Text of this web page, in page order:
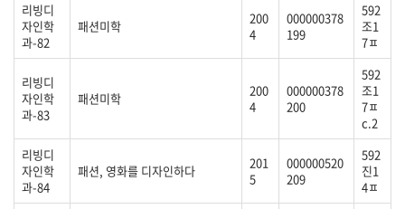
리빙디
자인학
과-82
패션미학
200
4
000000378
199
592
조1
7ㅍ
리빙디
자인학
과-83
패션미학
200
4
000000378
200
592
조1
7ㅍ
c.2
리빙디
자인학
과-84
패션, 영화를 디자인하다
201
5
000000520
209
592
진1
4ㅍ